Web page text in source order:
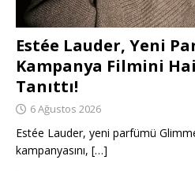
Estée Lauder, Yeni
Kampanya Filmini
Tanıttı!
6 Ağustos 2026
Estée Lauder, yeni parfümü
kampanyasını, […]